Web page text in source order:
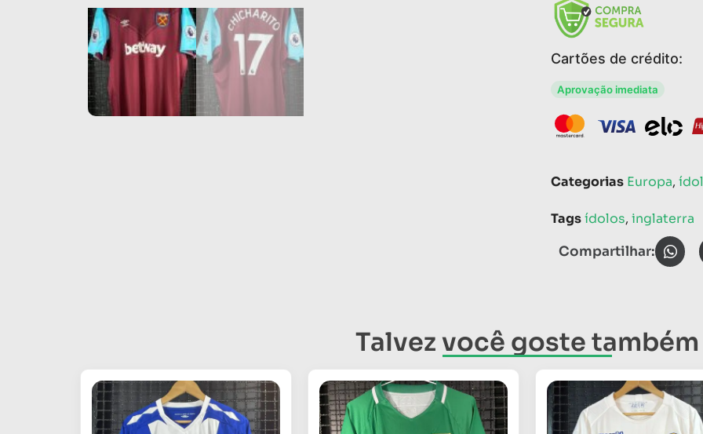
Cartões de crédito:
Aprovação imediata
Categorias Europa,
Tagsídolos, inglaterra
Compartilhar:
Talvez você goste também